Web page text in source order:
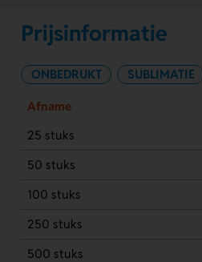
Prijsinformatie
ONBEDRUKT SUBLIMATIE
Afname
25 stuks
50 stuks
100 stuks
250 stuks
500 stuks